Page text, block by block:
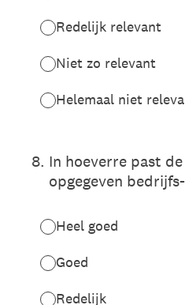
Redelijk relevant
Niet zo relevant
Helemaal niet
8. In hoeverre past
opgegeven
Heel goed
Goed
Redelijk